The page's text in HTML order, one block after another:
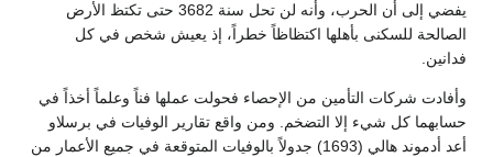
يفضي إلى أن الحرب، وأنه لن تحل سنة 3682 حتى تكتظ الأرض
الصالحة للسكنى بأهلها اكتظاظاً خطراً، إذ يعيش شخص في كل
فدانين.
وأفادت شركات التأمين من الإحصاء فحولت عملها فناً وعلماً أخذاً في
حسابهما كل شيء إلا التضخم. ومن واقع تقارير الوفيات في برسلاو
أعد أدموند هالي (1693) جدولاً بالوفيات المتوقعة في جميع الأعمار من